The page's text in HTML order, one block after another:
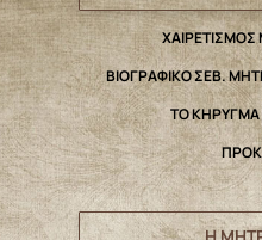
ΒΙΟΓΡΑΦΙΚΟ ΣΕΒ.
ΤΟ ΚΗΡΥΓΜΑ